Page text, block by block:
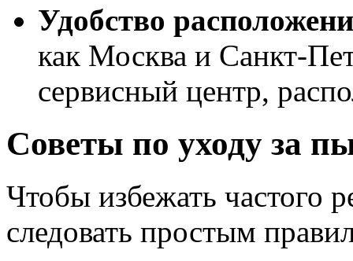
Удобство
как Москва и Санкт-
сервисный центр,
Советы по уходу за
Чтобы избежать частого
следовать простым